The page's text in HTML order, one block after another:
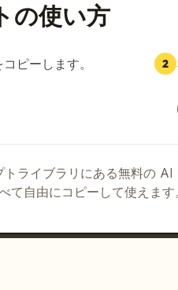
の使い方
ピーします。 2
ライブラリにある無料の
て自由にコピーして使えます